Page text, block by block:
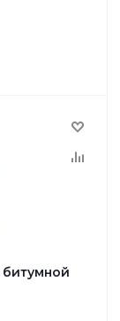
битумной